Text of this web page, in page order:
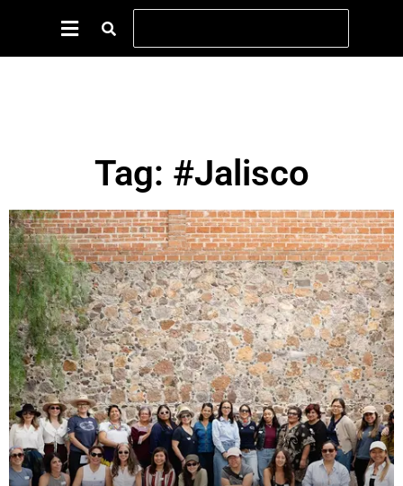
Tag: #Jalisco